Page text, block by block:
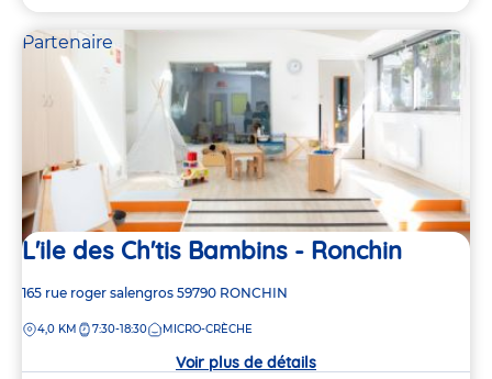
Partenaire
L'ile des Ch'tis Bambins - Ronchin
Adresse
la
165 rue roger salengros 59790 RONCHIN
DISTANCE
4,0 KM 7:30-18:30 MICRO-CRÈCHE
Voir plus de détails